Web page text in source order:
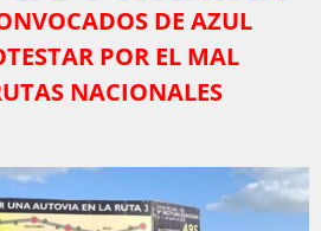
DE AZUL
POR EL MAL
NACIONALES